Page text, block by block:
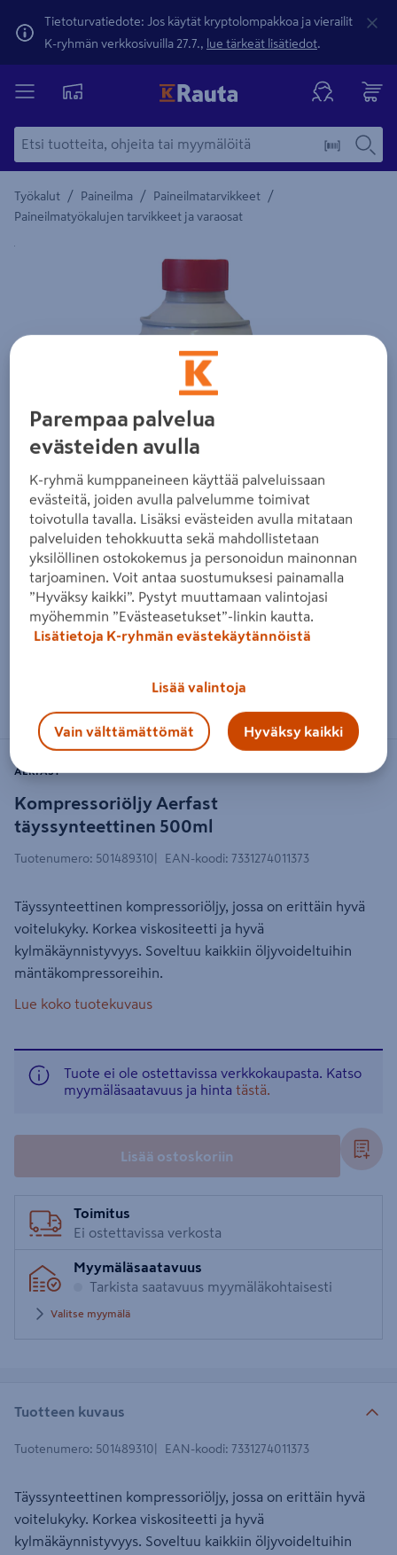
Tietoturvatiedote: Jos käytät kryptolompakkoa ja vierailit
K-ryhmän verkkosivuilla 27.7., lue tärkeät lisätiedot.
Työkalut / Paineilma / Paineilmatarvikkeet /
Paineilmatyökalujen tarvikkeet ja varaosat
Yksityiskohtainen kuvaus löytyy Tuotteen kuvaus -
Zoomaa kuvaa sormilla kosketusnäytöllä
Kompressoriöljy Aerfast
täyssynteettinen 500ml
AERFAST
Tuotenumero: 501489310 EAN-koodi: 7331274011373
Täyssynteettinen kompressoriöljy, jossa on erittäin hyvä
voitelukyky. Korkea viskositeetti ja hyvä
kylmäkäynnistyvyys. Soveltuu kaikkiin öljyvoideltuihin
mäntäkompressoreihin.
Lue koko tuotekuvaus
Tuote ei ole ostettavissa verkkokaupasta. Katso
myymäläsaatavuus ja hinta tästä.
Lisää ostoskoriin
Toimitus
Ei ostettavissa verkosta
Myymäläsaatavuus
Tarkista saatavuus myymäläkohtaisesti
Valitse myymälä
Tuotteen kuvaus
Tuotenumero: 501489310 EAN-koodi: 7331274011373
Täyssynteettinen kompressoriöljy, jossa on erittäin hyvä
voitelukyky. Korkea viskositeetti ja hyvä
kylmäkäynnistyvyys. Soveltuu kaikkiin öljyvoideltuihin
Parempaa palvelua
evästeiden avulla
K-ryhmä kumppaneineen käyttää palveluissaan
evästeitä, joiden avulla palvelumme toimivat
toivotulla tavalla. Lisäksi evästeiden avulla mitataan
palveluiden tehokkuutta sekä mahdollistetaan
yksilöllinen ostokokemus ja personoidun mainonnan
tarjoaminen. Voit antaa suostumuksesi painamalla
”Hyväksy kaikki”. Pystyt muuttamaan valintojasi
myöhemmin ”Evästeasetukset”-linkin kautta.
Lisätietoja K-ryhmän evästekäytännöistä
Lisää valintoja
Vain välttämättömät Hyväksy kaikki